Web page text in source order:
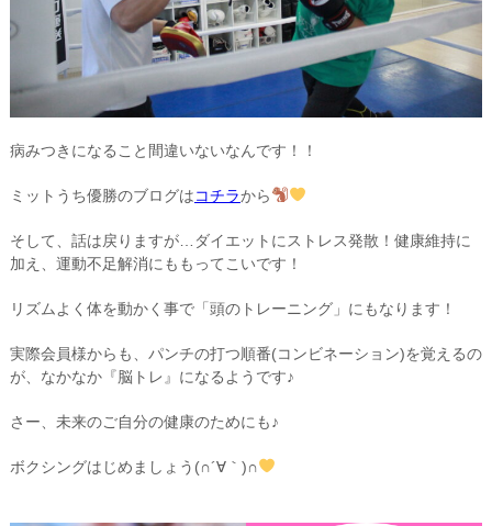
病みつきになること間違いないなんです！！
ミットうち優勝のブログはコチラから
そして、話は戻りますが…ダイエットにストレス発散！健康維持に
加え、運動不足解消にももってこいです！
リズムよく体を動かく事で「頭のトレーニング」にもなります！
実際会員様からも、パンチの打つ順番(コンビネーション)を覚えるの
が、なかなか『脳トレ』になるようです♪
さー、未来のご自分の健康のためにも♪
ボクシングはじめましょう(∩´∀｀)∩